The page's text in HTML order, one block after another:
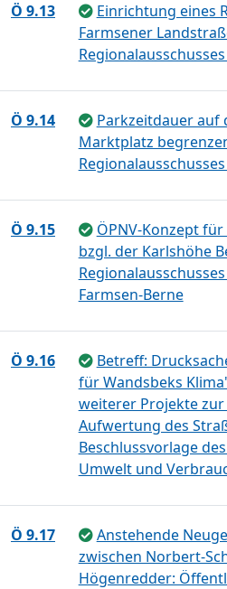
Ö 9.13
Einrichtung eines
Farmsener
Ö 9.14
Parkzeitdauer auf
Marktplatz
Ö 9.15
ÖPNV-Konzept
bzgl. der Karlshöhe
Farmsen-Berne
Ö 9.16
Betreff:
für Wandsbeks
weiterer Projekte
Aufwertung des
Beschlussvorlage
Umwelt und
Ö 9.17
Anstehende
zwischen Norbert-
Högenredder: